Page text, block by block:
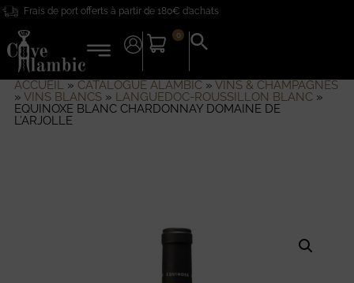
Frais de port offerts à partir de 180€ d’achats
0
Search
for:
ACCUEIL» CATALOGUE ALAMBIC» VINS & CHAMPAGNES
» VINS BLANCS» LANGUEDOC-ROUSSILLON BLANC»
EQUINOXE BLANC CHARDONNAY DOMAINE DE
L’ARJOLLE